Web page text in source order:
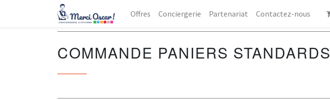
Offres Conciergerie Partenariat Contactez-nous
COMMANDE PANIERS STANDARDS